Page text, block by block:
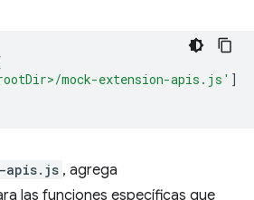
mock-extension-apis.js' ]
apis.js , agrega
las funciones específicas que